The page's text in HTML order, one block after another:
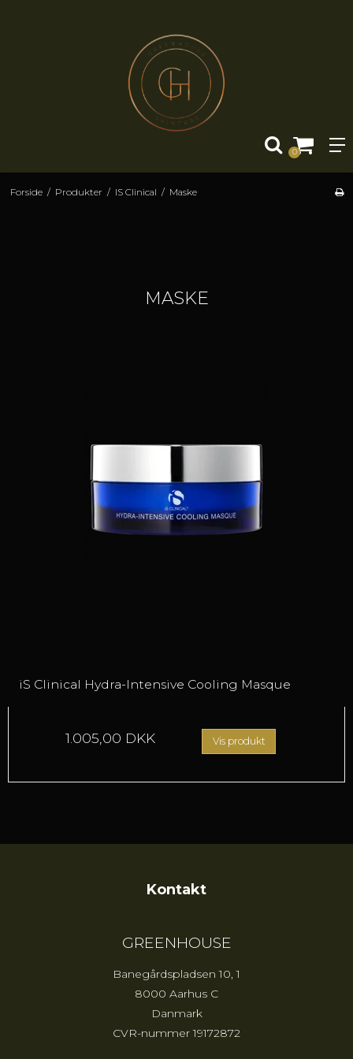
0
Forside / Produkter / IS Clinical / Maske
MASKE
iS Clinical Hydra-Intensive Cooling Masque
1.005,00 DKK Vis produkt
Kontakt
GREENHOUSE
Banegårdspladsen 10, 1
8000 Aarhus C
Danmark
CVR-nummer19172872